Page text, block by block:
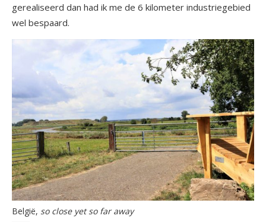
gerealiseerd dan had ik me de 6 kilometer industriegebied
wel bespaard.
België, so close yet so far away